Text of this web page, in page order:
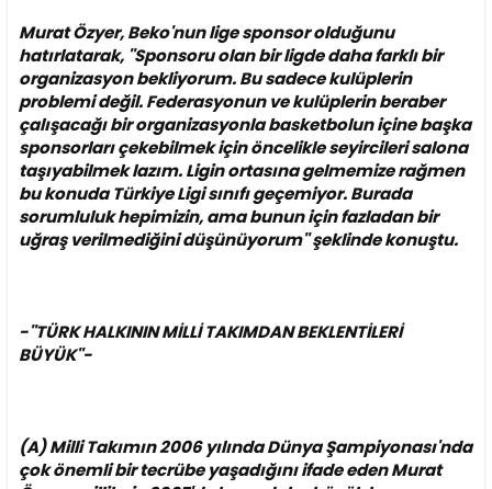
Murat Özyer, Beko'nun lige sponsor olduğunu
hatırlatarak, ''Sponsoru olan bir ligde daha farklı bir
organizasyon bekliyorum. Bu sadece kulüplerin
problemi değil. Federasyonun ve kulüplerin beraber
çalışacağı bir organizasyonla basketbolun içine başka
sponsorları çekebilmek için öncelikle seyircileri salona
taşıyabilmek lazım. Ligin ortasına gelmemize rağmen
bu konuda Türkiye Ligi sınıfı geçemiyor. Burada
sorumluluk hepimizin, ama bunun için fazladan bir
uğraş verilmediğini düşünüyorum'' şeklinde konuştu.
-''TÜRK HALKININ MİLLİ TAKIMDAN BEKLENTİLERİ
BÜYÜK''-
(A) Milli Takımın 2006 yılında Dünya Şampiyonası'nda
çok önemli bir tecrübe yaşadığını ifade eden Murat